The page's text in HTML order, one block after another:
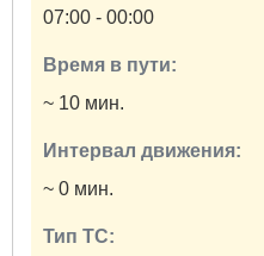
07:00 - 00:00
Время в пути:
~ 10 мин.
Интервал движения:
~ 0 мин.
Тип ТС: